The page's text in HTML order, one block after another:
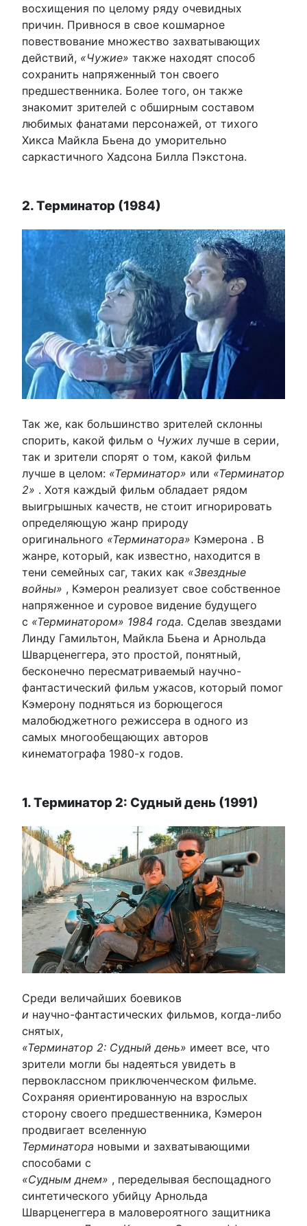
восхищения по целому ряду очевидных
причин. Привнося в свое кошмарное
повествование множество захватывающих
действий, «Чужие» также находят способ
сохранить напряженный тон своего
предшественника. Более того, он также
знакомит зрителей с обширным составом
любимых фанатами персонажей, от тихого
Хикса Майкла Бьена до уморительно
саркастичного Хадсона Билла Пэкстона.
2. Терминатор (1984)
Так же, как большинство зрителей склонны
спорить, какой фильм о Чужих лучше в серии,
так и зрители спорят о том, какой фильм
лучше в целом: «Терминатор» или «Терминатор
2» . Хотя каждый фильм обладает рядом
выигрышных качеств, не стоит игнорировать
определяющую жанр природу
оригинального «Терминатора» Кэмерона . В
жанре, который, как известно, находится в
тени семейных саг, таких как «Звездные
войны» , Кэмерон реализует свое собственное
напряженное и суровое видение будущего
с «Терминатором» 1984 года. Сделав звездами
Линду Гамильтон, Майкла Бьена и Арнольда
Шварценеггера, это простой, понятный,
бесконечно пересматриваемый научно-
фантастический фильм ужасов, который помог
Кэмерону подняться из борющегося
малобюджетного режиссера в одного из
самых многообещающих авторов
кинематографа 1980-х годов.
1. Терминатор 2: Судный день (1991)
Среди величайших боевиков
и научно-фантастических фильмов, когда-либо
снятых,
«Терминатор 2: Судный день» имеет все, что
зрители могли бы надеяться увидеть в
первоклассном приключенческом фильме.
Сохраняя ориентированную на взрослых
сторону своего предшественника, Кэмерон
продвигает вселенную
Терминатора новыми и захватывающими
способами с
«Судным днем» , переделывая беспощадного
синтетического убийцу Арнольда
Шварценеггера в маловероятного защитника